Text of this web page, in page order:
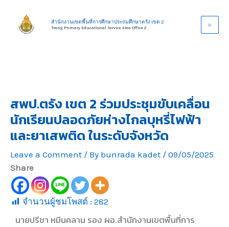
content
สำนักงานเขตพื้นที่การศึกษาประถมศึกษาตรัง เขต 2
Trang Primary Educational Service Area Office 2
สพป.ตรัง เขต 2 ร่วมประชุมขับเคลื่อน
นักเรียนปลอดภัยห่างไกลบุหรี่ไฟฟ้า
และยาเสพติด ในระดับจังหวัด
Leave a Comment / By bunrada kadet / 09/05/2025
Share
จำนวนผู้ชมโพสต์ : 282
นายปรีชา หมีนคลาน รอง ผอ.สำนักงานเขตพื้นที่การ